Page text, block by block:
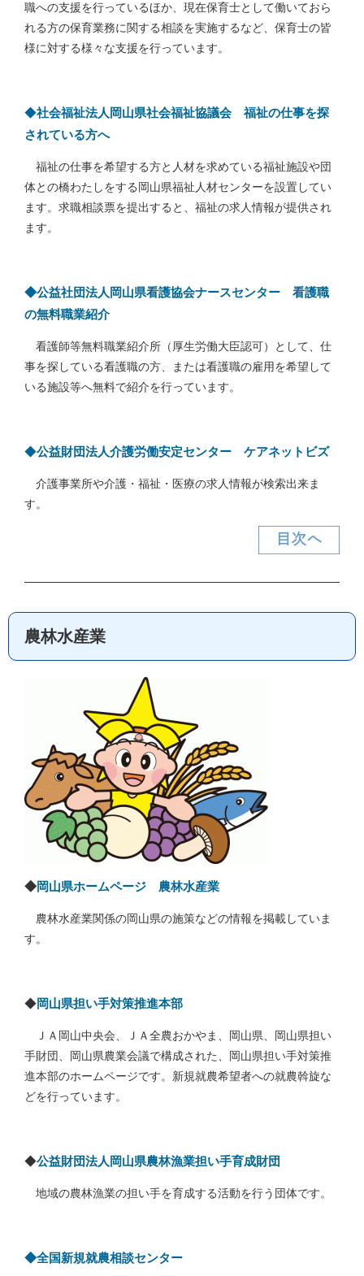
職への支援を行っているほか、現在保育士として働いておら
れる方の保育業務に関する相談を実施するなど、保育士の皆
様に対する様々な支援を行っています。
◆社会福祉法人岡山県社会福祉協議会 福祉の仕事を探
されている方へ
福祉の仕事を希望する方と人材を求めている福祉施設や団
体との橋わたしをする岡山県福祉人材センターを設置してい
ます。求職相談票を提出すると、福祉の求人情報が提供され
ます。
◆公益社団法人岡山県看護協会ナースセンター 看護職
の無料職業紹介
看護師等無料職業紹介所（厚生労働大臣認可）として、仕
事を探している看護職の方、または看護職の雇用を希望して
いる施設等へ無料で紹介を行っています。
◆公益財団法人介護労働安定センター ケアネットビズ
介護事業所や介護・福祉・医療の求人情報が検索出来ま
す。
農林水産業
◆岡山県ホームページ 農林水産業
農林水産業関係の岡山県の施策などの情報を掲載していま
す。
◆岡山県担い手対策推進本部
ＪＡ岡山中央会、ＪＡ全農おかやま、岡山県、岡山県担い
手財団、岡山県農業会議で構成された、岡山県担い手対策推
進本部のホームページです。新規就農希望者への就農斡旋な
どを行っています。
◆公益財団法人岡山県農林漁業担い手育成財団
地域の農林漁業の担い手を育成する活動を行う団体です。
◆全国新規就農相談センター